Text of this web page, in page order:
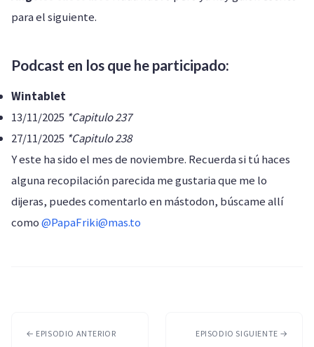
para el siguiente.
Podcast en los que he participado:
Wintablet
13/11/2025 *Capitulo 237
27/11/2025 *Capitulo 238
Y este ha sido el mes de noviembre. Recuerda si tú haces
alguna recopilación parecida me gustaria que me lo
dijeras, puedes comentarlo en mástodon, búscame allí
como@PapaFriki@mas.to
← EPISODIO ANTERIOR EPISODIO SIGUIENTE →